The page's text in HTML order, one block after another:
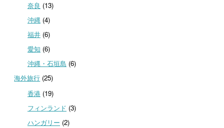
奈良 (13)
沖縄(4)
福井(6)
愛知 (6)
沖縄・石垣島 (6)
海外旅行 (25)
香港(19)
フィンランド (3)
ハンガリー (2)